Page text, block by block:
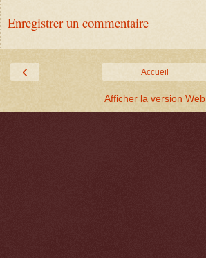
Enregistrer un commentaire
‹ Accueil
Afficher la version Web